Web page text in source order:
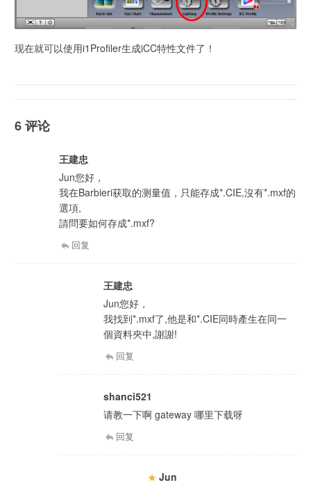
现在就可以使用i1Profiler生成iCC特性文件了！
6 评论
王建忠
Jun您好，
我在Barbieri获取的测量值，只能存成*.CIE,沒有*.mxf的
選項,
請問要如何存成*.mxf?
回复
王建忠
Jun您好，
我找到*.mxf了,他是和*.CIE同時產生在同一
個資料夾中,謝謝!
回复
shanci521
请教一下啊 gateway 哪里下载呀
回复
Jun